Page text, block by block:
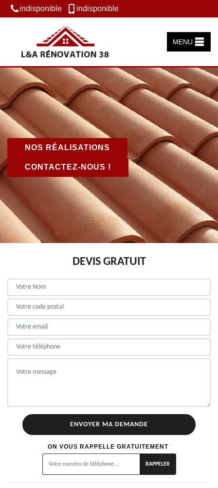
indisponible indisponible
MENU
NOS RÉALISATIONS
CONTACTEZ-NOUS !
DEVIS GRATUIT
ON VOUS RAPPELLE GRATUITEMENT